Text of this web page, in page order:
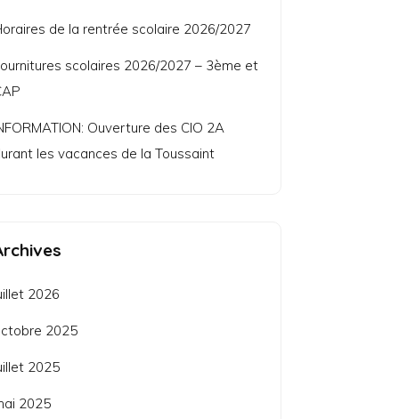
de la rentrée scolaire 2026/2027
scolaires 2026/2027 – 3ème et
Ouverture des CIO 2A
les vacances de la Toussaint
2026
2025
2025
2025